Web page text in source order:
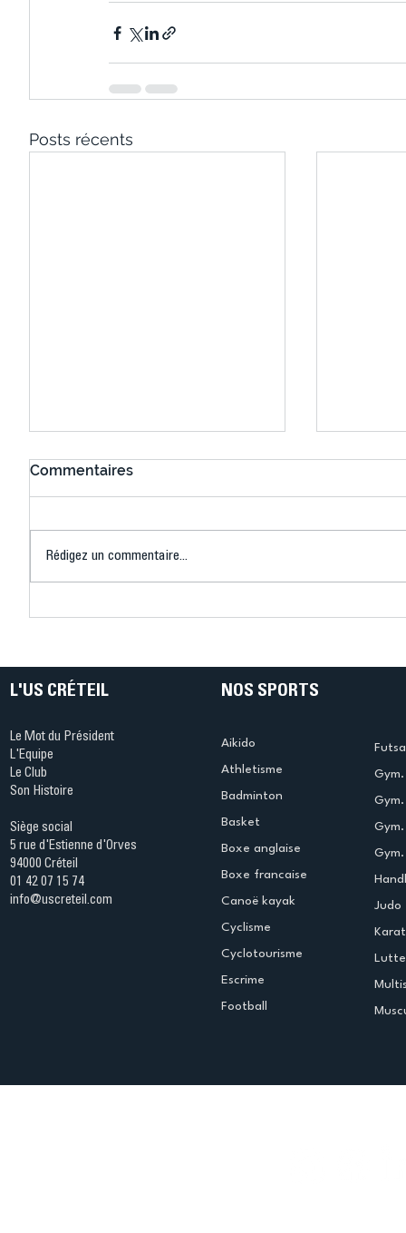
Posts récents
(Denise Huet)
(Didier
Commentaires
Rédigez un commentaire...
L'US CRÉTEIL
Le Mot du Président
L'Equipe
Le Club
Son Histoire
Siège social
5 rue d'Estienne d'Orves
94000 Créteil
01 42 07 15 74
info@uscreteil.com
NOS SPORTS
Aikido
Athletisme
Badminton
Basket
Boxe anglaise
Boxe francaise
Canoë kayak
Cyclisme
Cyclotourisme
Escrime
Football
Judo
Lutte